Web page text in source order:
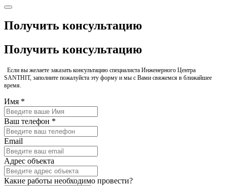
Получить консультацию
Получить консультацию
Если вы желаете заказать консультацию специалиста Инженерного Центра
SANTHIT, заполните пожалуйста эту форму и мы с Вами свяжемся в ближайшее
время.
Имя *
Ваш телефон *
Email
Адрес объекта
Какие работы необходимо провести?